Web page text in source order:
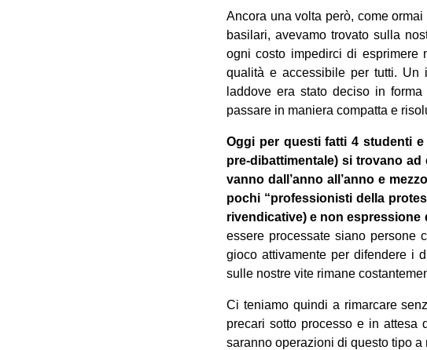
Ancora una volta però, come
basilari, avevamo trovato sulla
ogni costo impedirci di esprimere
qualità e accessibile per tutti. Un
laddove era stato deciso in
passare in maniera compatta e
Oggi per questi fatti 4 studenti
pre-dibattimentale) si trovano
vanno dall’anno all’anno e
pochi “professionisti della
rivendicative) e non
essere processate siano persone
gioco attivamente per difendere i
sulle nostre vite rimane
Ci teniamo quindi a rimarcare
precari sotto processo e in attesa
saranno operazioni di questo tipo